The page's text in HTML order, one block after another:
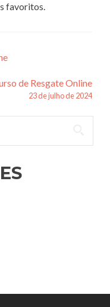
favoritos.
de Resgate Online
23 de julho de 2024